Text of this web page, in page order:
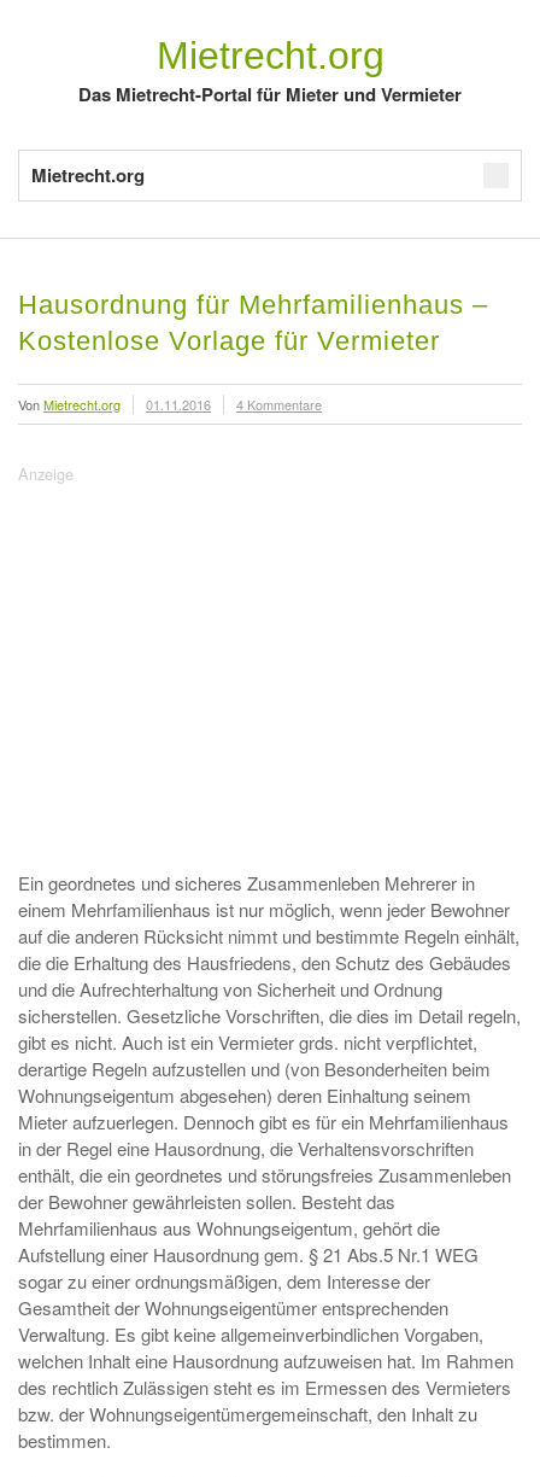
Mietrecht.org
Das Mietrecht-Portal für Mieter und Vermieter
Mietrecht.org
Hausordnung für Mehrfamilienhaus –
Kostenlose Vorlage für Vermieter
VonMietrecht.org 01.11.2016 4 Kommentare
Ein geordnetes und sicheres Zusammenleben Mehrerer in
einem Mehrfamilienhaus ist nur möglich, wenn jeder Bewohner
auf die anderen Rücksicht nimmt und bestimmte Regeln einhält,
die die Erhaltung des Hausfriedens, den Schutz des Gebäudes
und die Aufrechterhaltung von Sicherheit und Ordnung
sicherstellen. Gesetzliche Vorschriften, die dies im Detail regeln,
gibt es nicht. Auch ist ein Vermieter grds. nicht verpflichtet,
derartige Regeln aufzustellen und (von Besonderheiten beim
Wohnungseigentum abgesehen) deren Einhaltung seinem
Mieter aufzuerlegen. Dennoch gibt es für ein Mehrfamilienhaus
in der Regel eine Hausordnung, die Verhaltensvorschriften
enthält, die ein geordnetes und störungsfreies Zusammenleben
der Bewohner gewährleisten sollen. Besteht das
Mehrfamilienhaus aus Wohnungseigentum, gehört die
Aufstellung einer Hausordnung gem. § 21 Abs.5 Nr.1 WEG
sogar zu einer ordnungsmäßigen, dem Interesse der
Gesamtheit der Wohnungseigentümer entsprechenden
Verwaltung. Es gibt keine allgemeinverbindlichen Vorgaben,
welchen Inhalt eine Hausordnung aufzuweisen hat. Im Rahmen
des rechtlich Zulässigen steht es im Ermessen des Vermieters
bzw. der Wohnungseigentümergemeinschaft, den Inhalt zu
bestimmen.